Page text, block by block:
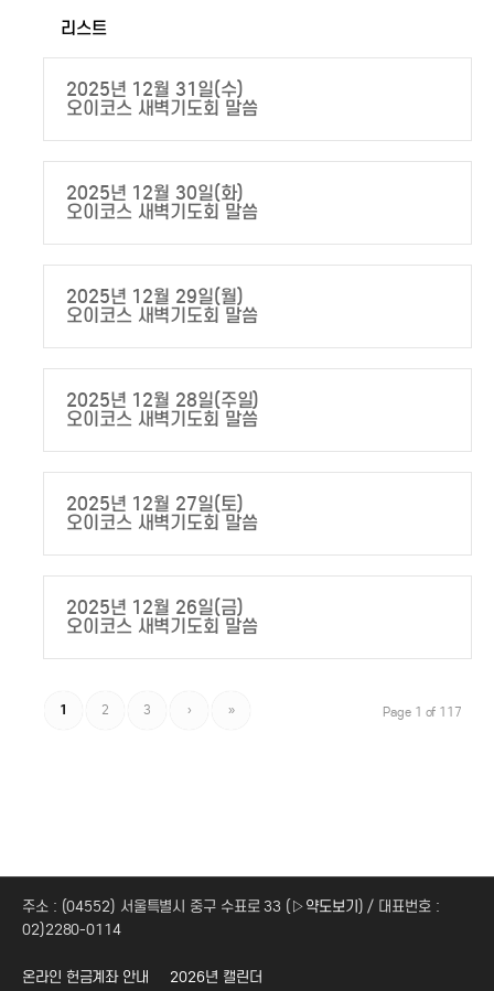
리스트
2025년 12월 31일(수)
오이코스 새벽기도회 말씀
2025년 12월 30일(화)
오이코스 새벽기도회 말씀
2025년 12월 29일(월)
오이코스 새벽기도회 말씀
2025년 12월 28일(주일)
오이코스 새벽기도회 말씀
2025년 12월 27일(토)
오이코스 새벽기도회 말씀
2025년 12월 26일(금)
오이코스 새벽기도회 말씀
Page 1 of 117
1 2 3 › »
주소 : (04552) 서울특별시 중구 수표로 33 (▷약도보기 ) / 대표번호 :
02)2280-0114
온라인 헌금계좌 안내 2026년 캘린더